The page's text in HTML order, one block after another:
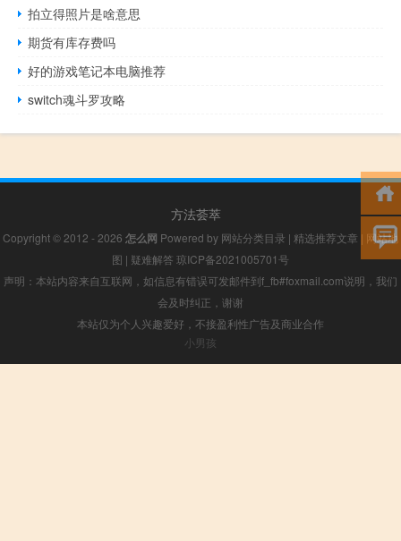
拍立得照片是啥意思
期货有库存费吗
好的游戏笔记本电脑推荐
switch魂斗罗攻略
方法荟萃
Copyright © 2012 - 2026 怎么网 Powered by 网站分类目录 | 精选推荐文章 | 网站地
图 | 疑难解答 琼ICP备2021005701号
声明：本站内容来自互联网，如信息有错误可发邮件到f_fb#foxmail.com说明，我们
会及时纠正，谢谢
本站仅为个人兴趣爱好，不接盈利性广告及商业合作
小男孩